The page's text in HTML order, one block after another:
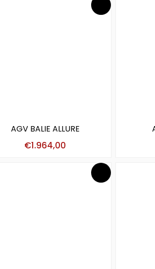
AGV BALIE ALLURE
€1.964,00